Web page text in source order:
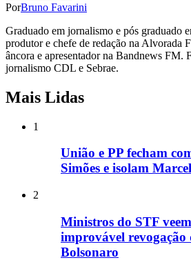
PorBruno Favarini
Graduado em jornalismo e pós graduado
produtor e chefe de redação na Alvorada
âncora e apresentador na Bandnews FM.
jornalismo CDL e Sebrae.
Mais Lidas
1
União e PP fecham
Simões e isolam
2
Ministros do STF
improvável revogação
Bolsonaro